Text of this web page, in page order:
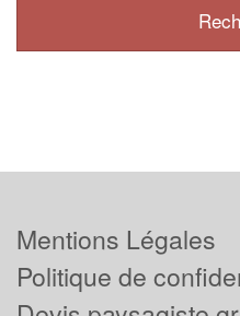
Mentions Légales
Politique de